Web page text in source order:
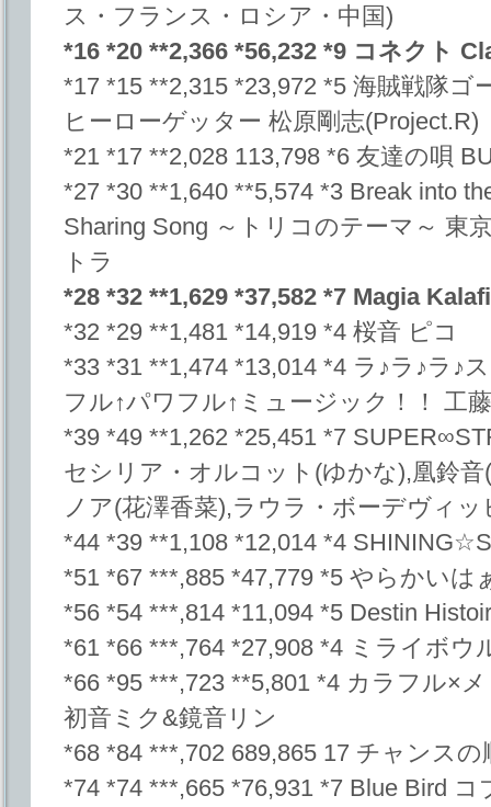
ス・フランス・ロシア・中国)
*16 *20 **2,366 *56,232 *9 コネクト
*17 *15 **2,315 *23,972 *5 海賊戦隊ゴ
ヒーローゲッター 松原剛志(Project.R)
*21 *17 **2,028 113,798 *6 友達の唄
*27 *30 **1,640 **5,574 *3 Break into
Sharing Song ～トリコのテーマ～ 東
トラ
*28 *32 **1,629 *37,582 *7 Magia
*32 *29 **1,481 *14,919 *4 桜音 ピコ
*33 *31 **1,474 *13,014 *4 ラ♪ラ♪ラ♪
フル↑パワフル↑ミュージック！！ 工
*39 *49 **1,262 *25,451 *7
セシリア・オルコット(ゆかな),凰鈴
ノア(花澤香菜),ラウラ・ボーデヴィッ
*44 *39 **1,108 *12,014 *4
*51 *67 ***,885 *47,779 *5 やらかいは
*56 *54 ***,814 *11,094 *5 Destin
*61 *66 ***,764 *27,908 *4 ミライボウ
*66 *95 ***,723 **5,801 *4 カラフル×
初音ミク&鏡音リン
*68 *84 ***,702 689,865 17 チャンスの
*74 *74 ***,665 *76,931 *7 Blue Bird コ